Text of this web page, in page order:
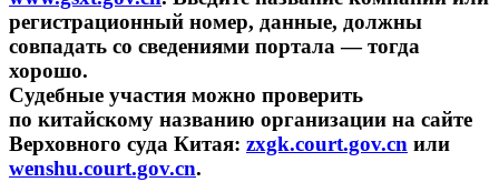
регистрационный номер, данные, должны
совпадать со сведениями портала — тогда
хорошо.
Судебные участия можно проверить
по китайскому названию организации на сайте
Верховного суда Китая: zxgk.court.gov.cn или
wenshu.court.gov.cn.